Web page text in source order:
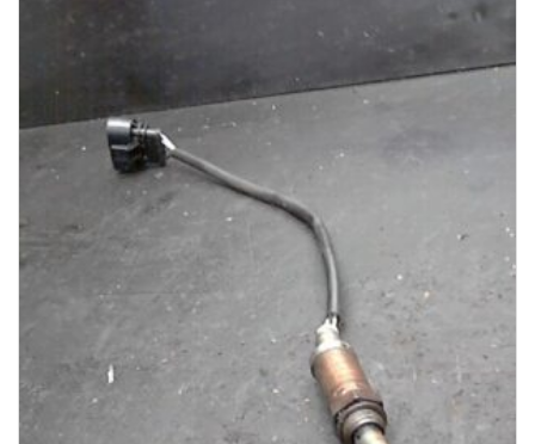
1-3 Werktage